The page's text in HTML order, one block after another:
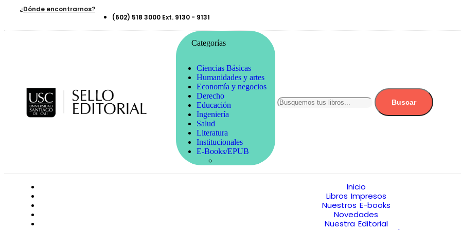
¿Dónde encontrarnos?
(602) 518 3000 Ext. 9130 - 9131
Categorías
Ciencias Básicas
Humanidades y artes
Economía y negocios
Derecho
Educación
Ingeniería
Salud
Literatura
Institucionales
E-Books/EPUB
Buscar
Inicio
Libros Impresos
Nuestros E-books
Novedades
Nuestra Editorial